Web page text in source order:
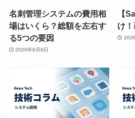
名刺管理システムの費用相
場はいくら？総額を左右す
る5つの要因
2026年8月6日
【
け